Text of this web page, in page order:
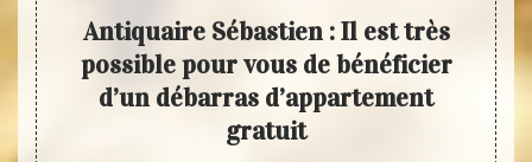
Antiquaire Sébastien : Il est très
possible pour vous de bénéficier
d’un débarras d’appartement
gratuit
La